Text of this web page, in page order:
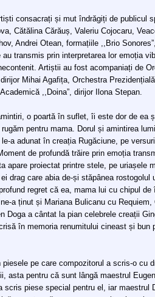
consacrați și mut îndrăgiți de publicul
Cătălina Cărăuș, Valeriu Cojocaru,
Andrei Otean, formațiile ,,Brio
transmis prin interpretarea lor emoția
Artiștii au fost acompaniați de
Mihai Agafița, Orchestra
,,Doina”, dirijor Ilona Stepan.
o poartă în suflet, îi este dor de ea
pentru mama. Dorul și amintirea
a adunat în creația Rugăciune, pe
de profundă trăire prin emoția
apare proiectat printre stele, pe uriașele
drag care abia de-și stăpânea rostogolul
regret că ea, mama lui cu chipul de
a ținut și Mariana Bulicanu cu Requiem,
Doga a cântat la pian celebrele creații
în memoria renumitului cineast și bun
pe care compozitorul a scris-o cu
asta pentru că sunt lângă maestrul
piese special pentru el, iar maestrul